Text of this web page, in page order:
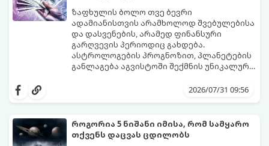
ზაფხულის ბოლო თვე ბევრი
ადამიანისთვის არამხოლოდ შვებულებისა
და დასვენების, არამედ ფინანსური
გარღვევის პერიოდიც გახდება.
ასტროლოგების პროგნოზით, პლანეტების
განლაგება აგვისტოში შექმნის უნიკალურ
ზოდიაქოს 4 ნიშანს ფინანსური წარმატების
შორის, ვისაც აგვისტოში ფინანსური
2026/07/31 09:56
როგორია 5 ნიშანი იმისა, რომ სამყარო
თქვენს დაცვას ცდილობს